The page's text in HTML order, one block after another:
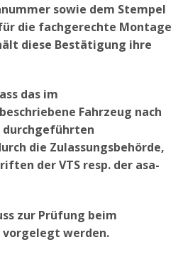
sowie dem Stempel
die fachgerechte Montage
diese Bestätigung ihre
das im
Fahrzeug nach
durchgeführten
die Zulassungsbehörde,
der VTS resp. der asa-
zur Prüfung beim
werden.